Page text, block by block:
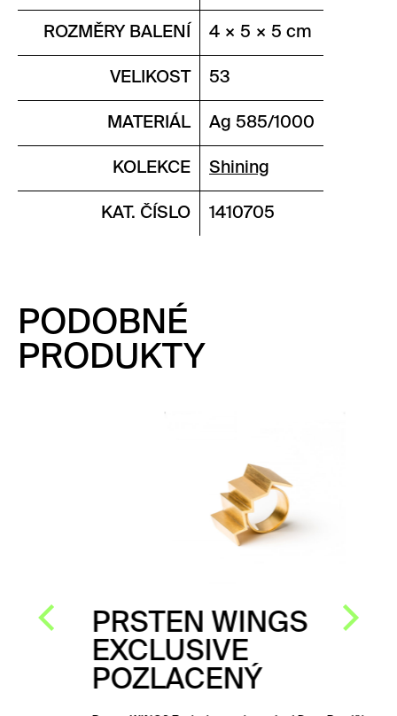
ROZMĚRY BALENÍ 4 × 5 × 5 cm
VELIKOST 53
MATERIÁL Ag 585/1000
KOLEKCE Shining
KAT. ČÍSLO 1410705
PODOBNÉ
PRODUKTY
PRSTEN WINGS
EXCLUSIVE
POZLACENÝ